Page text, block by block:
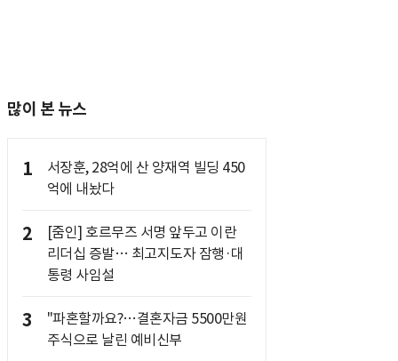
많이 본 뉴스
1
서장훈, 28억에 산 양재역 빌딩 450
억에 내놨다
2
[줌인] 호르무즈 서명 앞두고 이란
리더십 증발… 최고지도자 잠행·대
통령 사임설
3
"파혼할까요?…결혼자금 5500만원
주식으로 날린 예비신부